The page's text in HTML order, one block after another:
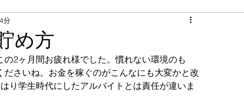
精神疾患
会社概要 ライフプラン
め方
分
2ヶ月間お疲れ様でした。慣れない環境のも
さいね。お金を稼ぐのがこんなにも大変かと改
り学生時代にしたアルバイトとは責任が違いま